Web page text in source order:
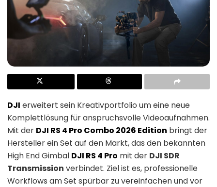
DJI erweitert sein Kreativportfolio um eine neue
Komplettlösung für anspruchsvolle Videoaufnahmen.
Mit der DJI RS 4 Pro Combo 2026 Edition bringt der
Hersteller ein Set auf den Markt, das den bekannten
High End Gimbal DJI RS 4 Pro mit der DJI SDR
Transmission verbindet. Ziel ist es, professionelle
Workflows am Set spürbar zu vereinfachen und vor